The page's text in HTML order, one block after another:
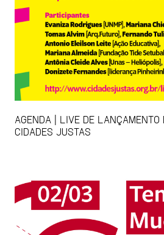
AGENDA | LIVE DE LANÇAMENTO
CIDADES JUSTAS